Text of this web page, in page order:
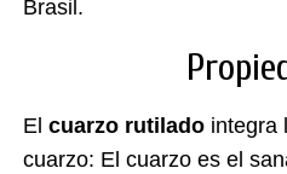
Brasil.
El cuarzo rutilado integra
cuarzo: El cuarzo es el